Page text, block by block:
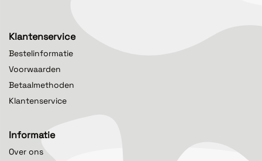
Klantenservice
Bestelinformatie
Voorwaarden
Betaalmethoden
Klantenservice
Informatie
Over ons